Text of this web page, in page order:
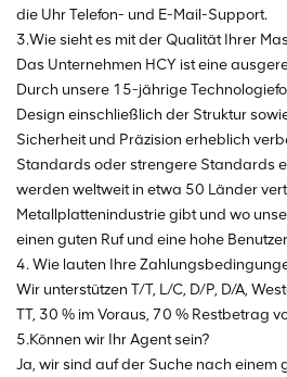
die Uhr Telefon- und E-Mail-Support.
3.Wie sieht es mit der Qualität Ihrer
Das Unternehmen HCY ist eine
Durch unsere 15-jährige
Design einschließlich der Struktur
Sicherheit und Präzision erheblich
Standards oder strengere Standards
werden weltweit in etwa 50 Länder
Metallplattenindustrie gibt und wo
einen guten Ruf und eine hohe
4. Wie lauten Ihre
Wir unterstützen T/T, L/C, D/P, D/A,
TT, 30 % im Voraus, 70 % Restbetrag
5.Können wir Ihr Agent sein?
Ja, wir sind auf der Suche nach einem